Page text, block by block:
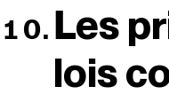
Les
lois